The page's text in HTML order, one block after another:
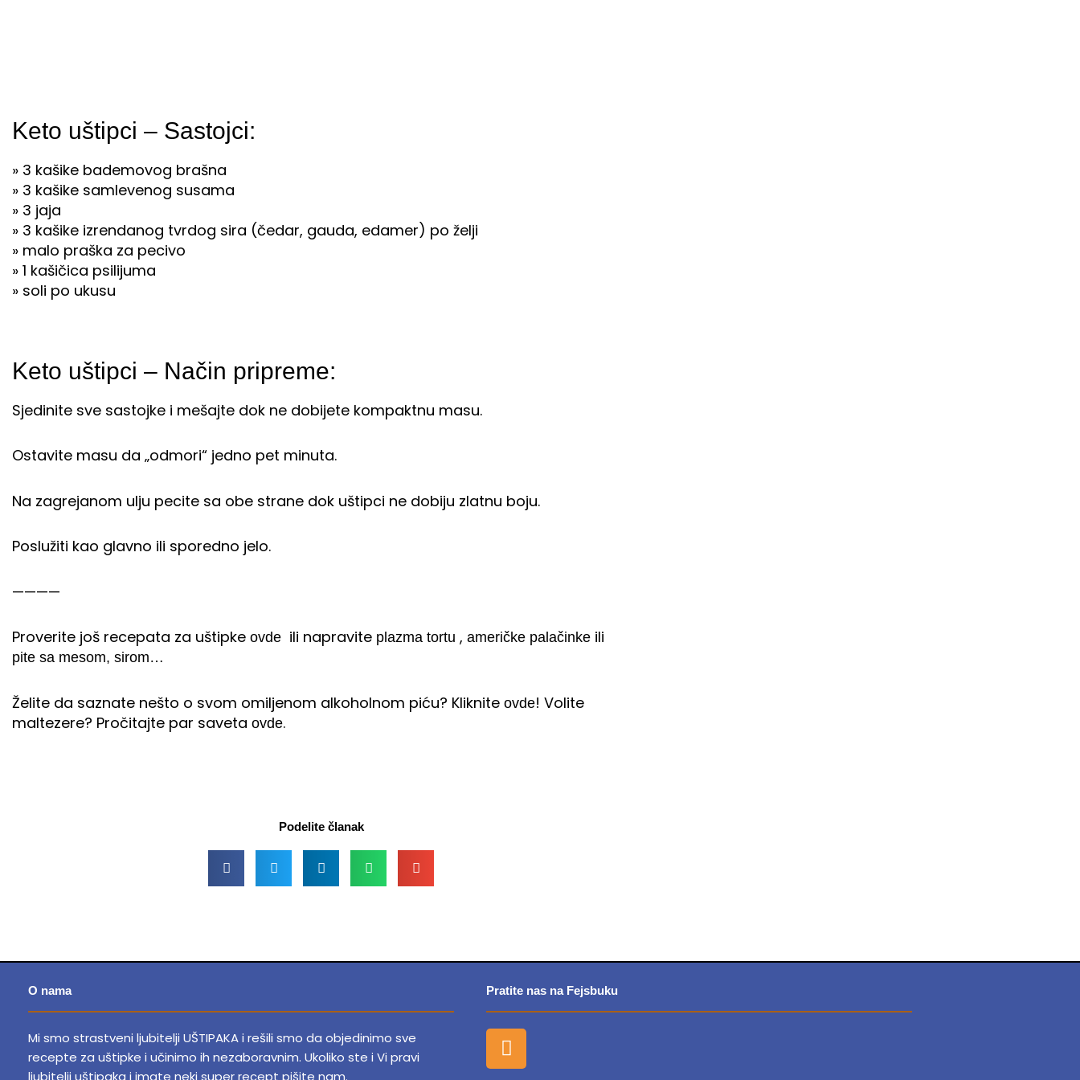
Keto uštipci – Sastojci:
» 3 kašike bademovog brašna
» 3 kašike samlevenog susama
» 3 jaja
» 3 kašike izrendanog tvrdog sira (čedar, gauda, edamer) po želji
» malo praška za pecivo
» 1 kašičica psilijuma
» soli po ukusu
Keto uštipci – Način pripreme:
Sjedinite sve sastojke i mešajte dok ne dobijete kompaktnu masu.
Ostavite masu da „odmori“ jedno pet minuta.
Na zagrejanom ulju pecite sa obe strane dok uštipci ne dobiju zlatnu boju.
Poslužiti kao glavno ili sporedno jelo.
————
Proverite još recepata za uštipke ovde ili napravite plazma tortu , američke palačinke ili
pite sa mesom, sirom…
Želite da saznate nešto o svom omiljenom alkoholnom piću? Kliknite ovde! Volite
maltezere? Pročitajte par saveta ovde.
Podelite članak
O nama
Mi smo strastveni ljubitelji UŠTIPAKA i rešili smo da objedinimo sve
recepte za uštipke i učinimo ih nezaboravnim. Ukoliko ste i Vi pravi
ljubitelji uštipaka i imate neki super recept pišite nam.
Pratite nas na Fejsbuku
F
a